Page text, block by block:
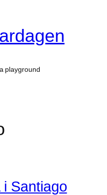
playground
Santiago